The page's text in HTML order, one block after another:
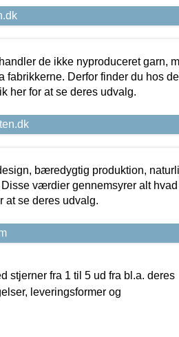
de ikke nyproduceret garn,
fabrikkerne. Derfor finder du hos
her for at se deres udvalg.
bæredygtig produktion,
værdier gennemsyrer alt
at se deres udvalg.
stjerner fra 1 til 5 ud fra bl.a. deres
leveringsformer og